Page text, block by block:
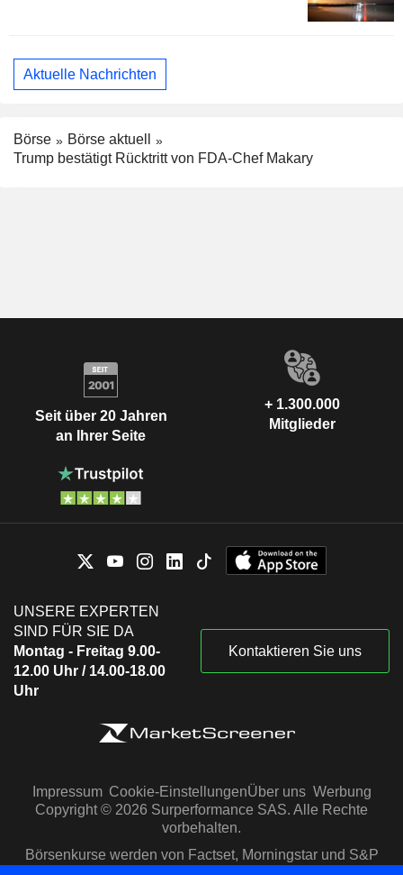
Aktuelle Nachrichten
Börse
Börse aktuell
Trump bestätigt Rücktritt von FDA-Chef Makary
Seit über 20 Jahren
an Ihrer Seite
+ 1.300.000
Mitglieder
UNSERE EXPERTEN
SIND FÜR SIE DA
Montag - Freitag 9.00-
12.00 Uhr / 14.00-18.00
Uhr
Kontaktieren Sie uns
Impressum Cookie-EinstellungenÜber uns Werbung
Copyright © 2026 Surperformance SAS. Alle Rechte
vorbehalten.
Börsenkurse werden von Factset, Morningstar und S&P